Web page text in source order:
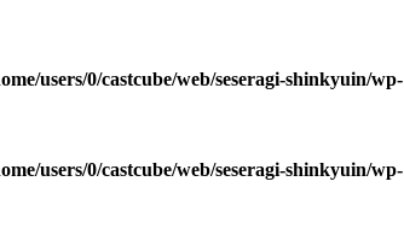
users/0/castcube/web/seseragi-shinkyuin/wp-
users/0/castcube/web/seseragi-shinkyuin/wp-